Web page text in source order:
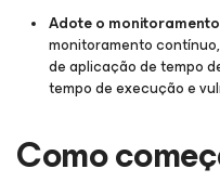
Adote o
monitoramento
de aplicação de tempo
tempo de execução e
Como